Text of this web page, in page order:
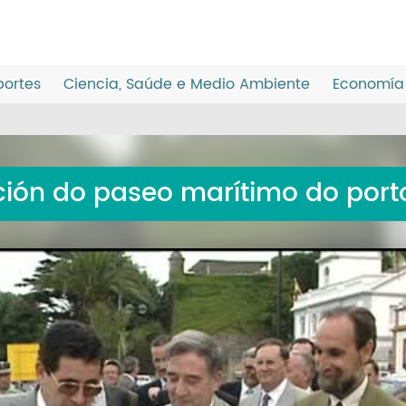
Ciencia, Saúde e Medio Ambiente
do paseo marítimo do